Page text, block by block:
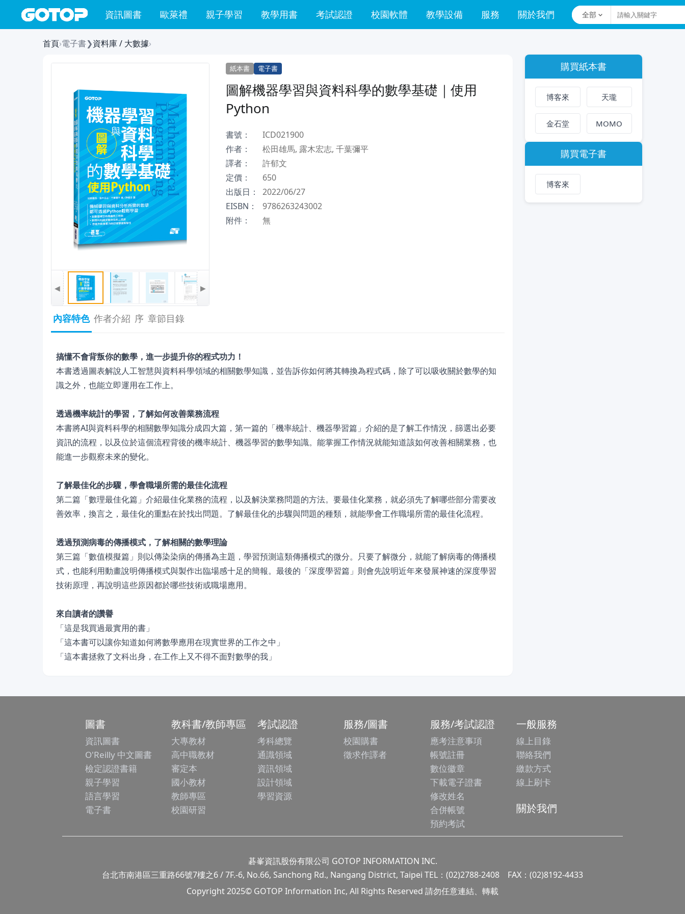
資訊圖書 歐萊禮 親子學習 教學用書 考試認證 校園軟體 教學設備 服務 關於我們 全部
首頁›電子書❯資料庫 / 大數據›
◀ ▶
紙本書 電子書
圖解機器學習與資料科學的數學基礎｜使用
Python
書號：
ICD021900
作者：
松田雄馬, 露木宏志, 千葉彌平
譯者：
許郁文
定價：
650
出版日：
2022/06/27
EISBN：
9786263243002
附件：
無
內容特色 作者介紹 序 章節目錄
搞懂不會背叛你的數學，進一步提升你的程式功力！
本書透過圖表解說人工智慧與資料科學領域的相關數學知識，並告訴你如何將其轉換為程式碼，除了可以吸收關於數學的知
識之外，也能立即運用在工作上。
透過機率統計的學習，了解如何改善業務流程
本書將AI與資料科學的相關數學知識分成四大篇，第一篇的「機率統計、機器學習篇」介紹的是了解工作情況，篩選出必要
資訊的流程，以及位於這個流程背後的機率統計、機器學習的數學知識。能掌握工作情況就能知道該如何改善相關業務，也
能進一步觀察未來的變化。
了解最佳化的步驟，學會職場所需的最佳化流程
第二篇「數理最佳化篇」介紹最佳化業務的流程，以及解決業務問題的方法。要最佳化業務，就必須先了解哪些部分需要改
善效率，換言之，最佳化的重點在於找出問題。了解最佳化的步驟與問題的種類，就能學會工作職場所需的最佳化流程。
透過預測病毒的傳播模式，了解相關的數學理論
第三篇「數值模擬篇」則以傳染染病的傳播為主題，學習預測這類傳播模式的微分。只要了解微分，就能了解病毒的傳播模
式，也能利用動畫說明傳播模式與製作出臨場感十足的簡報。最後的「深度學習篇」則會先說明近年來發展神速的深度學習
技術原理，再說明這些原因都於哪些技術或職場應用。
來自讀者的讚譽
「這是我買過最實用的書」
「這本書可以讓你知道如何將數學應用在現實世界的工作之中」
「這本書拯救了文科出身，在工作上又不得不面對數學的我」
購買紙本書
博客來 天瓏
金石堂 MOMO
購買電子書
博客來
圖書
資訊圖書
O'Reilly 中文圖書
檢定認證書籍
親子學習
語言學習
電子書
教科書/教師專區
大專教材
高中職教材
審定本
國小教材
教師專區
校園研習
考試認證
考科總覽
通識領域
資訊領域
設計領域
學習資源
服務/圖書
校園購書
徵求作譯者
服務/考試認證
應考注意事項
帳號註冊
數位徽章
下載電子證書
修改姓名
合併帳號
預約考試
一般服務
線上目錄
聯絡我們
繳款方式
線上刷卡
關於我們
碁峯資訊股份有限公司 GOTOP INFORMATION INC.
台北市南港區三重路66號7樓之6 / 7F.-6, No.66, Sanchong Rd., Nangang District, Taipei TEL：(02)2788-2408 FAX：(02)8192-4433
Copyright 2025© GOTOP Information Inc, All Rights Reserved 請勿任意連結、轉載